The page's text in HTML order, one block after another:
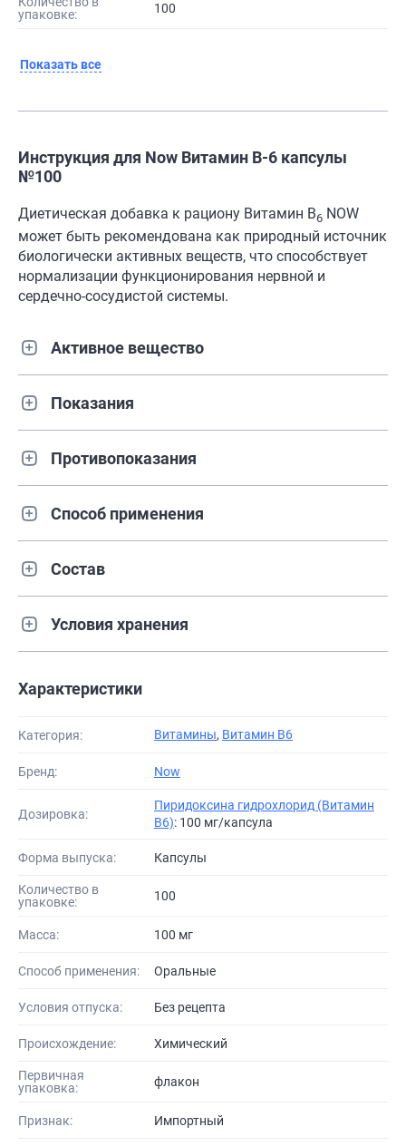
упаковке:
100
Показать все
Инструкция для Now Витамин В-6 капсулы
№100
Диетическая добавка к рациону Витамин B6 NOW
может быть рекомендована как природный источник
биологически активных веществ, что способствует
нормализации функционирования нервной и
сердечно-сосудистой системы.
Активное вещество
Показания
Противопоказания
Способ применения
Состав
Условия хранения
Характеристики
Категория: Витамины, Витамин В6
Бренд: Now
Дозировка:
Пиридоксина гидрохлорид (Витамин
B6): 100 мг/капсула
Форма выпуска: Капсулы
Количество в
упаковке:
100
Масса: 100 мг
Способ применения: Оральные
Условия отпуска: Без рецепта
Происхождение: Химический
Первичная
упаковка:
флакон
Признак: Импортный